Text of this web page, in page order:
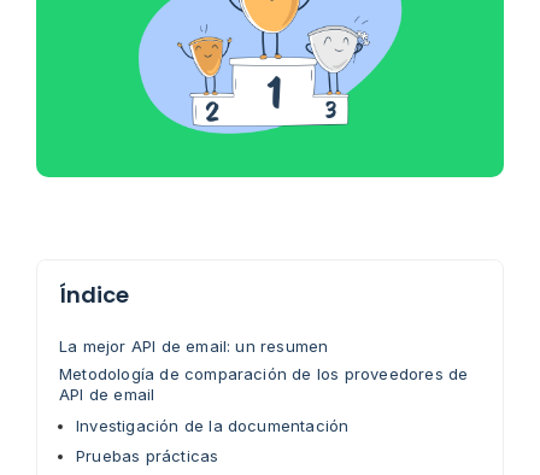
Índice
La mejor API de email: un resumen
Metodología de comparación de los proveedores de
API de email
Investigación de la documentación
Pruebas prácticas